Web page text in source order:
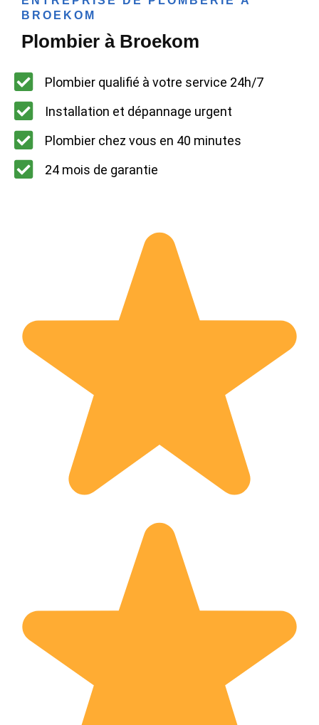
BROEKOM
Plombier à Broekom
Plombier qualifié à votre service 24h/7
Installation et dépannage urgent
Plombier chez vous en 40 minutes
24 mois de garantie